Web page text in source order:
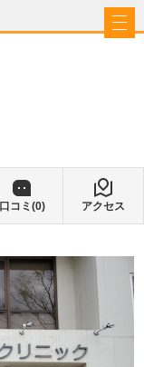
口コミ(0) アクセス